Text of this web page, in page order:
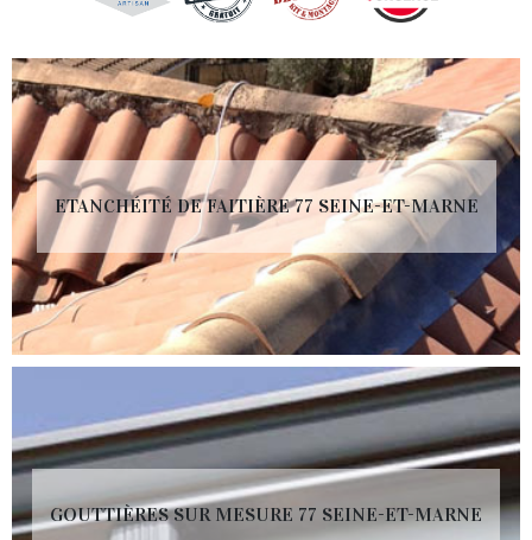
ETANCHÉITÉ DE FAITIÈRE 77 SEINE-ET-MARNE
GOUTTIÈRES SUR MESURE 77 SEINE-ET-MARNE